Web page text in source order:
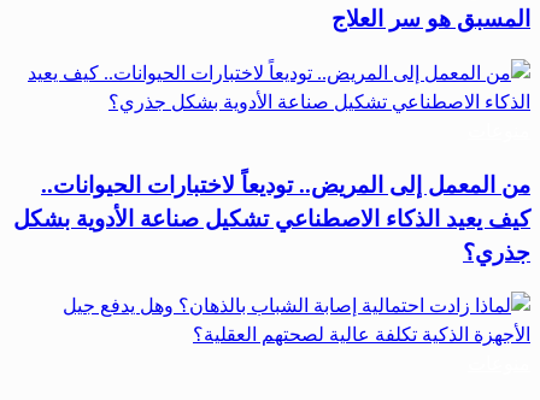
المسبق هو سر العلاج
من المعمل إلى المريض.. توديعاً لاختبارات الحيوانات..
كيف يعيد الذكاء الاصطناعي تشكيل صناعة الأدوية بشكل
جذري؟